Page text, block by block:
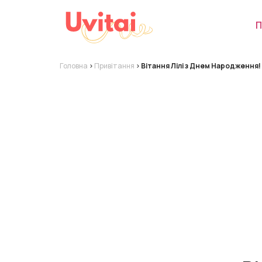
Головна > Привітання > Вітання Лілі з Днем Народження!